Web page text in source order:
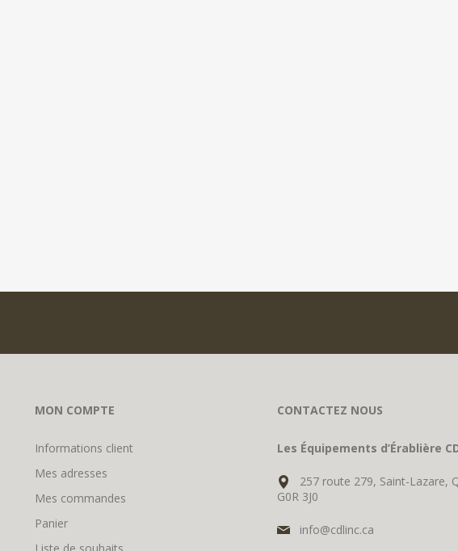
MON COMPTE
Informations client
Mes adresses
Mes commandes
Panier
Liste de souhaits
CONTACTEZ NOUS
Les Équipements d’Érablière
257 route 279, Saint-Lazare,
G0R 3J0
info@cdlinc.ca